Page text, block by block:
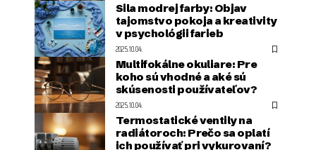
Sila modrej farby: Objav
tajomstvo pokoja a kreativity
v psychológii farieb
2025.10.04.
Multifokálne okuliare: Pre
koho sú vhodné a aké sú
skúsenosti používateľov?
2025.10.04.
Termostatické ventily na
radiátoroch: Prečo sa oplatí
ich používať pri vykurovaní?